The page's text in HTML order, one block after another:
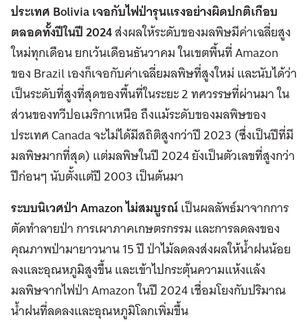
ประเทศ Bolivia เจอกับไฟป่ารุนแรงอย่างผิดปกติเกือบ
ตลอดทั้งปีในปี 2024ส่งผลให้ระดับของมลพิษมีค่าเฉลี่ยสูง
ใหม่ทุกเดือน ยกเว้นเดือนธันวาคม ในเขตพื้นที่ Amazon
ของ Brazil เองก็เจอกับค่าเฉลี่ยมลพิษที่สูงใหม่ และนับได้ว่า
เป็นระดับที่สูงที่สุดของพื้นที่ในระยะ 2 ทศวรรษที่ผ่านมา ใน
ส่วนของทวีปอเมริกาเหนือ ถึงแม้ระดับของมลพิษของ
ประเทศ Canada จะไม่ได้มีสถิติสูงกว่าปี 2023 (ซึ่งเป็นปีที่มี
มลพิษมากที่สุด) แต่มลพิษในปี 2024 ยังเป็นตัวเลขที่สูงกว่า
ปีก่อนๆ นับตั้งแต่ปี 2003 เป็นต้นมา
ระบบนิเวศป่าAmazonไม่สมบูรณ์เป็นผลลัพธ์มาจากการ
ตัดทำลายป่า การเผาภาคเกษตรกรรม และการลดลงของ
คุณภาพป่ามายาวนาน 15 ปี ป่าไม้ลดลงส่งผลให้น้ำฝนน้อย
ลงและอุณหภูมิสูงขึ้น และเข้าไปกระตุ้นความแห้งแล้ง
มลพิษจากไฟป่า Amazon ในปี 2024 เชื่อมโยงกับปริมาณ
น้ำฝนที่ลดลงและอุณหภูมิโลกเพิ่มขึ้น